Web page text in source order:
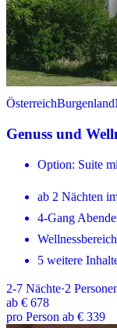
ÖsterreichBurgenland
Genuss und
Option: Suite
ab 2 Nächten
4-Gang
Wellnessbereich
5 weitere
2-7 Nächte·2
ab € 678
pro Person ab € 339